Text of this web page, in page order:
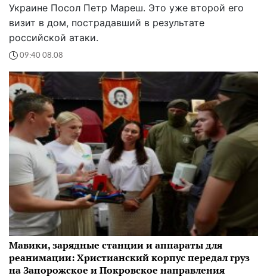
Украине Посол Петр Мареш. Это уже второй его
визит в дом, пострадавший в результате
российской атаки.
09:40 08.08
Мавики, зарядные станции и аппараты для
реанимации: Христианский корпус передал груз
на Запорожское и Покровское направления